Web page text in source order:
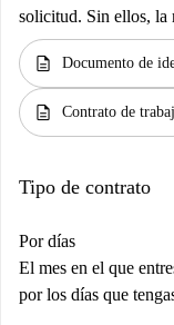
solicitud. Sin ellos, la
description Documento de
description Contrato de
Tipo de contrato
Por días
El mes en el que
por los días que